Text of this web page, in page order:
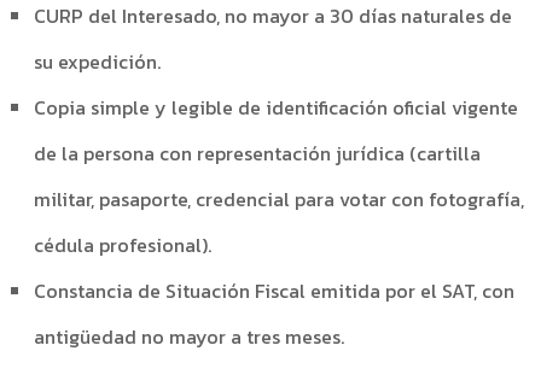
CURP del Interesado, no mayor a 30 días naturales de
su expedición.
Copia simple y legible de identificación oficial vigente
de la persona con representación jurídica (cartilla
militar, pasaporte, credencial para votar con fotografía,
cédula profesional).
Constancia de Situación Fiscal emitida por el SAT, con
antigüedad no mayor a tres meses.